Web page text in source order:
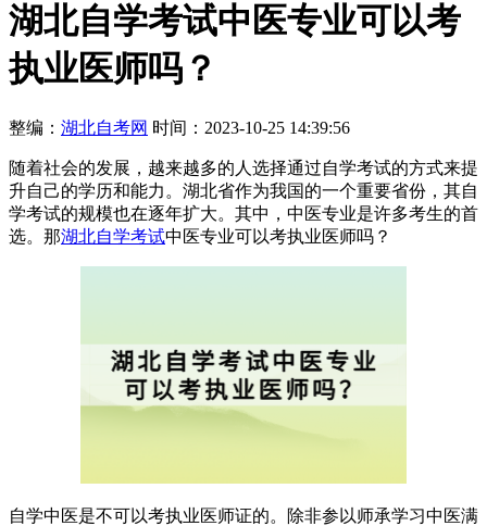
湖北自学考试中医专业可以考
执业医师吗？
整编： 湖北自考网 时间：2023-10-25 14:39:56
随着社会的发展，越来越多的人选择通过自学考试的方式来提
升自己的学历和能力。湖北省作为我国的一个重要省份，其自
学考试的规模也在逐年扩大。其中，中医专业是许多考生的首
选。那湖北自学考试中医专业可以考执业医师吗？
自学中医是不可以考执业医师证的。除非参以师承学习中医满